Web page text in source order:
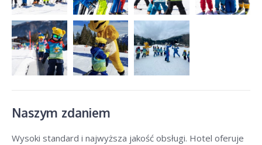
Naszym zdaniem
Wysoki standard i najwyższa jakość obsługi. Hotel oferuje